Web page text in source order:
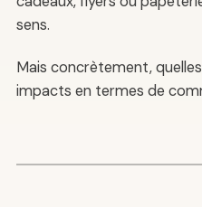
sens.
Mais concrètement,
impacts en termes de